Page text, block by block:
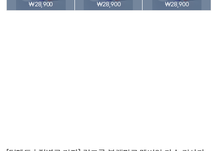
₩28,900 ₩28,900 ₩28,900